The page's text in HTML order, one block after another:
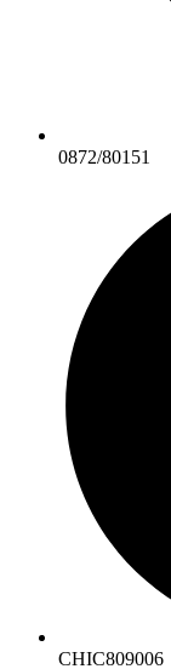
0872/80151
CHIC809006